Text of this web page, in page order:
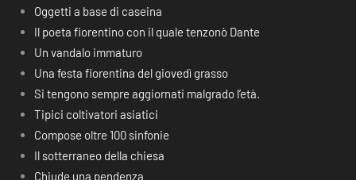
Oggetti a base di caseina
Il poeta fiorentino con il quale tenzonò Dante
Un vandalo immaturo
Una festa fiorentina del giovedì grasso
Si tengono sempre aggiornati malgrado l’età.
Tipici coltivatori asiatici
Compose oltre 100 sinfonie
Il sotterraneo della chiesa
Chiude una pendenza